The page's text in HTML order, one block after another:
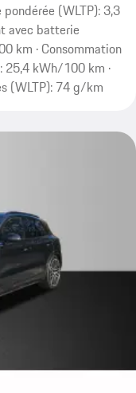
(WLTP): 3,3
avec batterie
km · Consommation
25,4 kWh/100 km ·
(WLTP): 74 g/km